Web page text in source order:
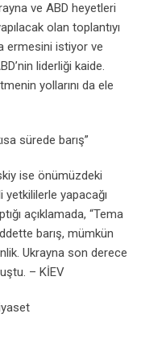
ve ABD heyetleri
olan toplantıyı
ermesini istiyor ve
liderliği kaide.
yollarını da ele
sürede barış”
ise önümüzdeki
yetkililerle yapacağı
açıklamada, “Tema
barış, mümkün
Ukrayna son derece
– KİEV